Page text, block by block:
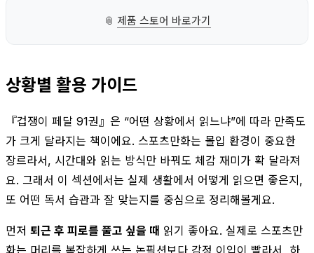
📎 제품 스토어 바로가기
상황별 활용 가이드
『겁쟁이 페달 91권』은 “어떤 상황에서 읽느냐”에 따라 만족도
가 크게 달라지는 책이에요. 스포츠만화는 몰입 환경이 중요한
장르라서, 시간대와 읽는 방식만 바꿔도 체감 재미가 확 달라져
요. 그래서 이 섹션에서는 실제 생활에서 어떻게 읽으면 좋은지,
또 어떤 독서 습관과 잘 맞는지를 중심으로 정리해볼게요.
먼저 퇴근 후 피로를 풀고 싶을 때 읽기 좋아요. 실제로 스포츠만
화는 머리를 복잡하게 쓰는 논픽션보다 감정 이입이 빨라서, 하